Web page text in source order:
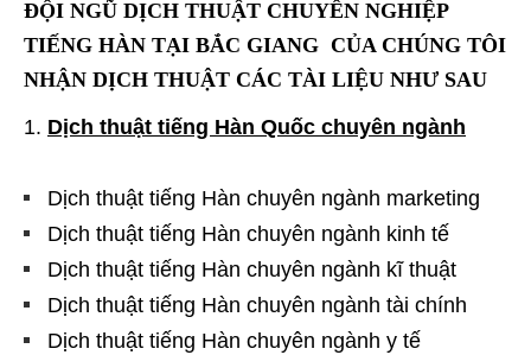
ĐỘI NGŨ DỊCH THUẬT CHUYÊN NGHIỆP
TIẾNG HÀN TẠI BẮC GIANG CỦA CHÚNG TÔI
NHẬN DỊCH THUẬT CÁC TÀI LIỆU NHƯ SAU
Dịch thuật tiếng Hàn Quốc chuyên ngành
Dịch thuật tiếng Hàn chuyên ngành marketing
Dịch thuật tiếng Hàn chuyên ngành kinh tế
Dịch thuật tiếng Hàn chuyên ngành kĩ thuật
Dịch thuật tiếng Hàn chuyên ngành tài chính
Dịch thuật tiếng Hàn chuyên ngành y tế